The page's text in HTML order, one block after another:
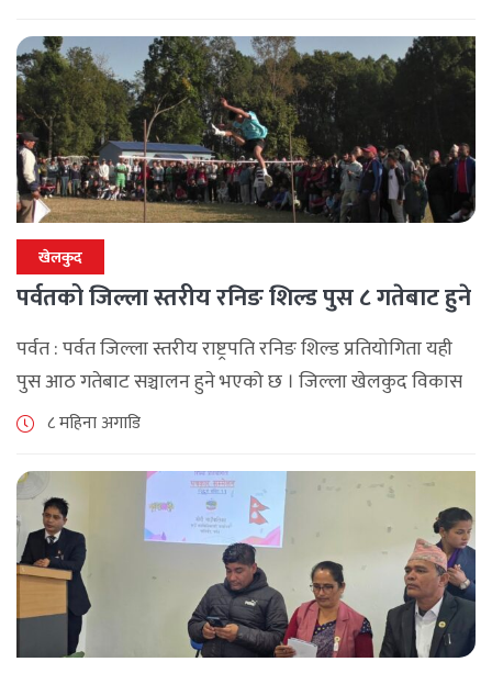
खेलकुद
पर्वतको जिल्ला स्तरीय रनिङ शिल्ड पुस ८ गतेबाट हुने
पर्वत : पर्वत जिल्ला स्तरीय राष्ट्रपति रनिङ शिल्ड प्रतियोगिता यही
पुस आठ गतेबाट सञ्चालन हुने भएको छ । जिल्ला खेलकुद विकास
समिति पर्वतको आयोजनामा हुने प्रतियोगितामा जिल्लाका सात
८ महिना अगाडि